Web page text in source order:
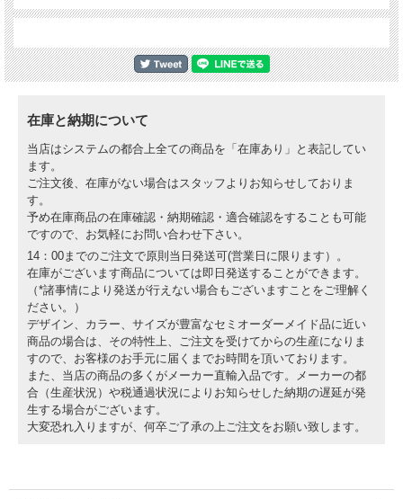
在庫と納期について
当店はシステムの都合上全ての商品を「在庫あり」と表記してい
ます。
ご注文後、在庫がない場合はスタッフよりお知らせしておりま
す。
予め在庫商品の在庫確認・納期確認・適合確認をすることも可能
ですので、お気軽にお問い合わせ下さい。
14：00までのご注文で原則当日発送可(営業日に限ります）。
在庫がございます商品については即日発送することができます。
（*諸事情により発送が行えない場合もございますことをご理解く
ださい。）
デザイン、カラー、サイズが豊富なセミオーダーメイド品に近い
商品の場合は、その特性上、ご注文を受けてからの生産になりま
すので、お客様のお手元に届くまでお時間を頂いております。
また、当店の商品の多くがメーカー直輸入品です。メーカーの都
合（生産状況）や税通過状況によりお知らせした納期の遅延が発
生する場合がございます。
大変恐れ入りますが、何卒ご了承の上ご注文をお願い致します。